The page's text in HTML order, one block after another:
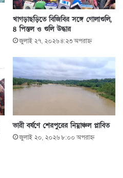
খাগড়াছড়িতে বিজিবির সঙ্গে গোলাগুলি,
৪ পিস্তল ও গুলি উদ্ধার
জুলাই ২৭, ২০২৬ ৪:২৩ অপরাহ্ণ
ভারী বর্ষণে শেরপুরের নিম্নাঞ্চল প্লাবিত
জুলাই ২০, ২০২৬ ৮:০০ অপরাহ্ণ